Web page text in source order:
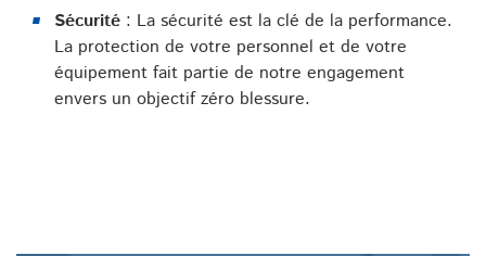
Sécurité : La sécurité est la clé de la performance.
La protection de votre personnel et de votre
équipement fait partie de notre engagement
envers un objectif zéro blessure.